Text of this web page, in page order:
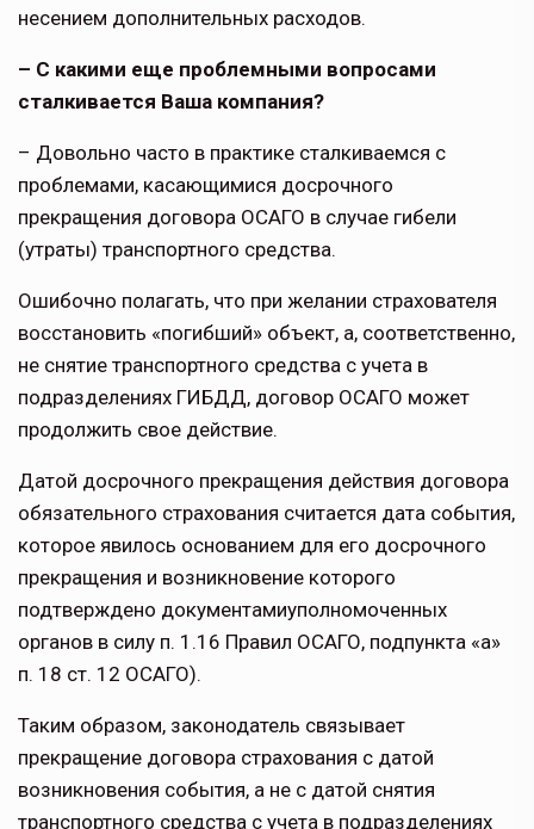
несением дополнительных расходов.
– С какими еще проблемными вопросами
сталкивается Ваша компания?
– Довольно часто в практике сталкиваемся с
проблемами, касающимися досрочного
прекращения договора ОСАГО в случае гибели
(утраты) транспортного средства.
Ошибочно полагать, что при желании страхователя
восстановить «погибший» объект, а, соответственно,
не снятие транспортного средства с учета в
подразделениях ГИБДД, договор ОСАГО может
продолжить свое действие.
Датой досрочного прекращения действия договора
обязательного страхования считается дата события,
которое явилось основанием для его досрочного
прекращения и возникновение которого
подтверждено документамиуполномоченных
органов в силу п. 1.16 Правил ОСАГО, подпункта «а»
п. 18 ст. 12 ОСАГО).
Таким образом, законодатель связывает
прекращение договора страхования с датой
возникновения события, а не с датой снятия
транспортного средства с учета в подразделениях